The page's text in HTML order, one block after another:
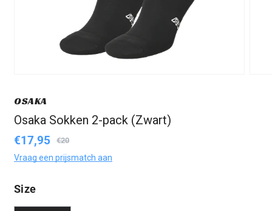
OSAKA
Osaka Sokken 2-pack (Zwart)
Aanbiedingsprijs
€17,95
Normale
€20
Vraag een prijsmatch aan
Size